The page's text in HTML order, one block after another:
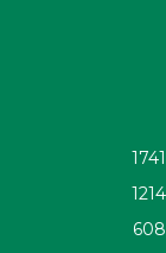
1741
1214
608